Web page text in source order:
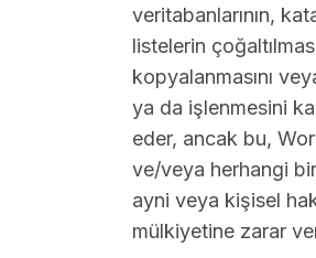
veritabanlarının,
listelerin
kopyalanmasını
ya da işlenmesini
eder, ancak bu,
ve/veya herhangi
ayni veya kişisel
mülkiyetine zarar